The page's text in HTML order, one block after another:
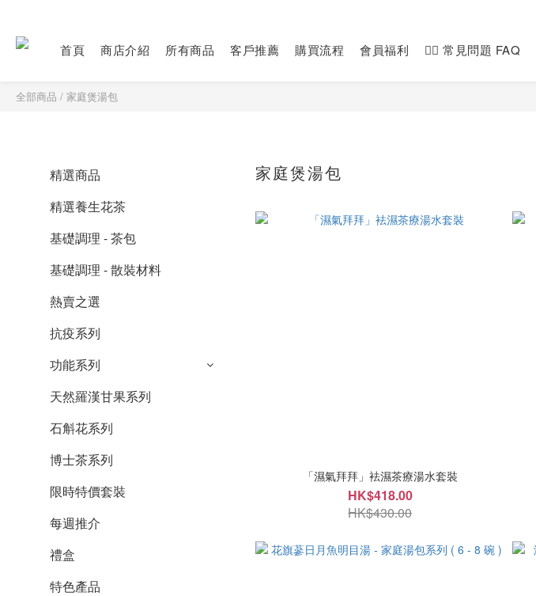
首頁 商店介紹 所有商品 客戶推薦 購買流程 會員福利 🙋‍♀️ 常見問題 FAQ
全部商品 / 家庭煲湯包
精選商品
精選養生花茶
基礎調理 - 茶包
基礎調理 - 散裝材料
熱賣之選
抗疫系列
功能系列
天然羅漢甘果系列
石斛花系列
博士茶系列
限時特價套裝
每週推介
禮盒
特色產品
家庭煲湯包
「濕氣拜拜」袪濕茶療湯水套裝
HK$418.00
HK$430.00